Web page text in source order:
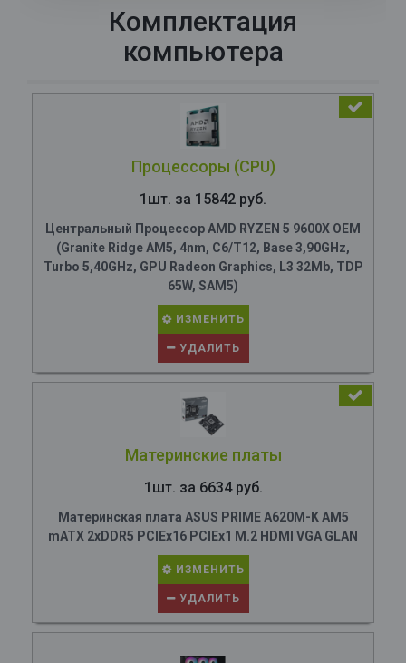
Комплектация
компьютера
Процессоры (CPU)
1шт. за 15842 руб.
Центральный Процессор AMD RYZEN 5 9600X OEM
(Granite Ridge AM5, 4nm, C6/T12, Base 3,90GHz,
Turbo 5,40GHz, GPU Radeon Graphics, L3 32Mb, TDP
65W, SAM5)
ИЗМЕНИТЬ
УДАЛИТЬ
Материнские платы
1шт. за 6634 руб.
Материнская плата ASUS PRIME A620M-K AM5
mATX 2xDDR5 PCIEx16 PCIEx1 M.2 HDMI VGA GLAN
ИЗМЕНИТЬ
УДАЛИТЬ